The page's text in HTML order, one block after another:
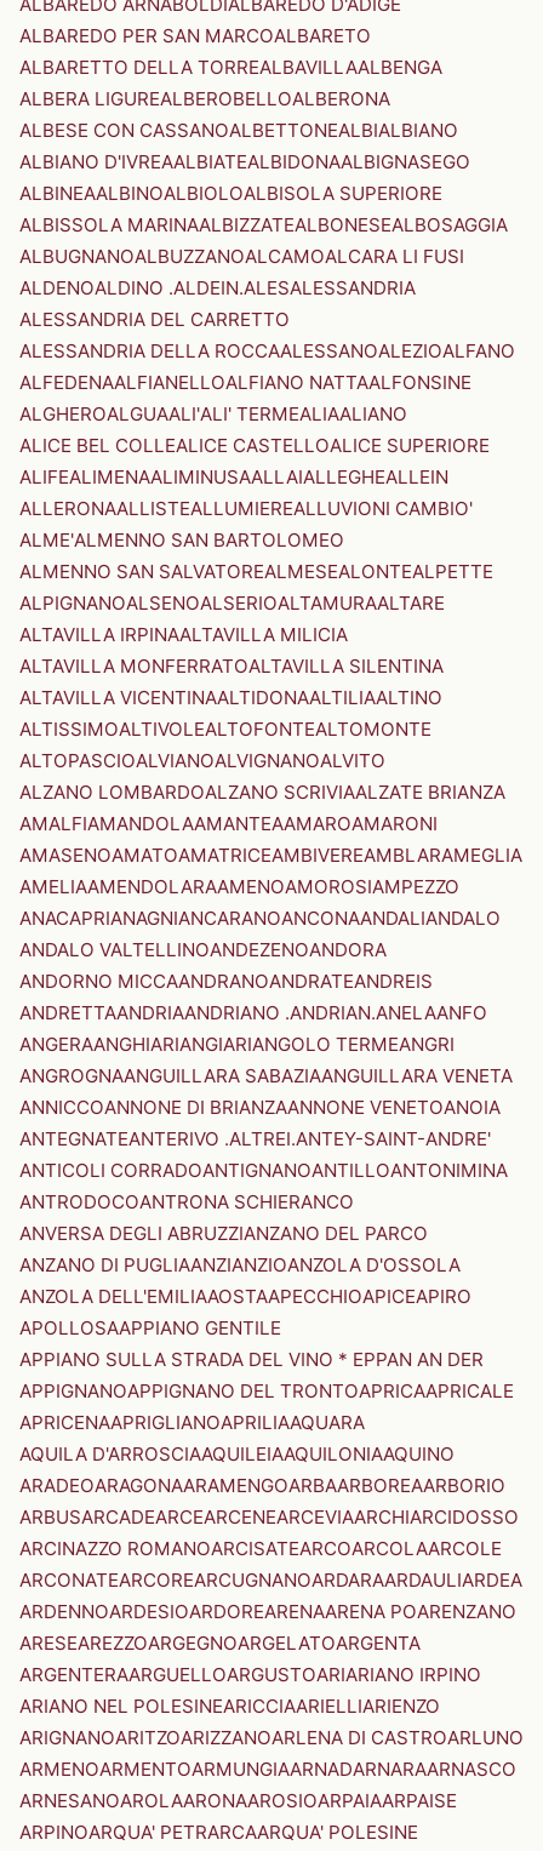
ALBAREDO PER SAN MARCOALBARETO
ALBARETTO DELLA TORREALBAVILLAALBENGA
ALBERA LIGUREALBEROBELLOALBERONA
ALBESE CON CASSANOALBETTONEALBIALBIANO
ALBIANO D'IVREAALBIATEALBIDONAALBIGNASEGO
ALBINEAALBINOALBIOLOALBISOLA SUPERIORE
ALBISSOLA MARINAALBIZZATEALBONESEALBOSAGGIA
ALBUGNANOALBUZZANOALCAMOALCARA LI FUSI
ALDENOALDINO .ALDEIN.ALESALESSANDRIA
ALESSANDRIA DEL CARRETTO
ALESSANDRIA DELLA ROCCAALESSANOALEZIOALFANO
ALFEDENAALFIANELLOALFIANO NATTAALFONSINE
ALGHEROALGUAALI'ALI' TERMEALIAALIANO
ALICE BEL COLLEALICE CASTELLOALICE SUPERIORE
ALIFEALIMENAALIMINUSAALLAIALLEGHEALLEIN
ALLERONAALLISTEALLUMIEREALLUVIONI CAMBIO'
ALME'ALMENNO SAN BARTOLOMEO
ALMENNO SAN SALVATOREALMESEALONTEALPETTE
ALPIGNANOALSENOALSERIOALTAMURAALTARE
ALTAVILLA IRPINAALTAVILLA MILICIA
ALTAVILLA MONFERRATOALTAVILLA SILENTINA
ALTAVILLA VICENTINAALTIDONAALTILIAALTINO
ALTISSIMOALTIVOLEALTOFONTEALTOMONTE
ALTOPASCIOALVIANOALVIGNANOALVITO
ALZANO LOMBARDOALZANO SCRIVIAALZATE BRIANZA
AMALFIAMANDOLAAMANTEAAMAROAMARONI
AMASENOAMATOAMATRICEAMBIVEREAMBLARAMEGLIA
AMELIAAMENDOLARAAMENOAMOROSIAMPEZZO
ANACAPRIANAGNIANCARANOANCONAANDALIANDALO
ANDALO VALTELLINOANDEZENOANDORA
ANDORNO MICCAANDRANOANDRATEANDREIS
ANDRETTAANDRIAANDRIANO .ANDRIAN.ANELAANFO
ANGERAANGHIARIANGIARIANGOLO TERMEANGRI
ANGROGNAANGUILLARA SABAZIAANGUILLARA VENETA
ANNICCOANNONE DI BRIANZAANNONE VENETOANOIA
ANTEGNATEANTERIVO .ALTREI.ANTEY-SAINT-ANDRE'
ANTICOLI CORRADOANTIGNANOANTILLOANTONIMINA
ANTRODOCOANTRONA SCHIERANCO
ANVERSA DEGLI ABRUZZIANZANO DEL PARCO
ANZANO DI PUGLIAANZIANZIOANZOLA D'OSSOLA
ANZOLA DELL'EMILIAAOSTAAPECCHIOAPICEAPIRO
APOLLOSAAPPIANO GENTILE
APPIANO SULLA STRADA DEL VINO * EPPAN AN DER
APPIGNANOAPPIGNANO DEL TRONTOAPRICAAPRICALE
APRICENAAPRIGLIANOAPRILIAAQUARA
AQUILA D'ARROSCIAAQUILEIAAQUILONIAAQUINO
ARADEOARAGONAARAMENGOARBAARBOREAARBORIO
ARBUSARCADEARCEARCENEARCEVIAARCHIARCIDOSSO
ARCINAZZO ROMANOARCISATEARCOARCOLAARCOLE
ARCONATEARCOREARCUGNANOARDARAARDAULIARDEA
ARDENNOARDESIOARDOREARENAARENA POARENZANO
ARESEAREZZOARGEGNOARGELATOARGENTA
ARGENTERAARGUELLOARGUSTOARIARIANO IRPINO
ARIANO NEL POLESINEARICCIAARIELLIARIENZO
ARIGNANOARITZOARIZZANOARLENA DI CASTROARLUNO
ARMENOARMENTOARMUNGIAARNADARNARAARNASCO
ARNESANOAROLAARONAAROSIOARPAIAARPAISE
ARPINOARQUA' PETRARCAARQUA' POLESINE